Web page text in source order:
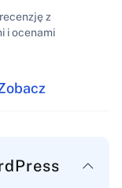
z
i ocenami